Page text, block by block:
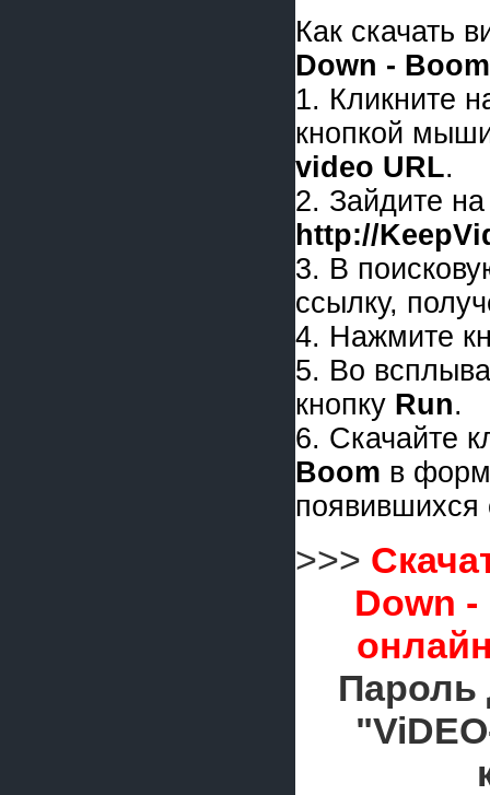
Как скачать
Down - Boom
1. Кликните
кнопкой
video URL.
2. Зайдите на
http://
3. В
ссылку,
4. Нажмите
5. Во
кнопку Run.
6. Скачайте
Boom в
появившихся
>>>
Down
Пароль